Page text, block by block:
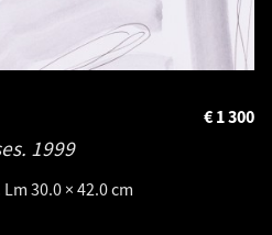
1999
30.0 × 42.0 cm
1 300
€